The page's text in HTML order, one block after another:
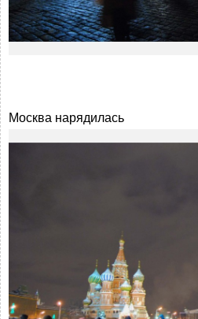
Москва нарядилась